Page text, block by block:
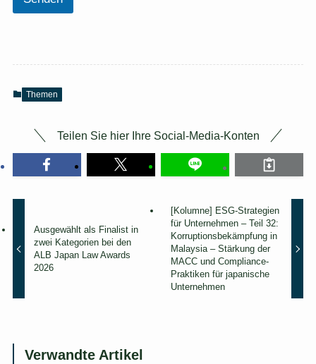
c
P
l
e
d
Themen
Teilen Sie hier Ihre Social-Media-Konten
Ausgewählt als Finalist in
zwei Kategorien bei den
ALB Japan Law Awards
2026
[Kolumne] ESG-Strategien
für Unternehmen – Teil 32:
Korruptionsbekämpfung in
Malaysia – Stärkung der
MACC und Compliance-
Praktiken für japanische
Unternehmen
Verwandte Artikel